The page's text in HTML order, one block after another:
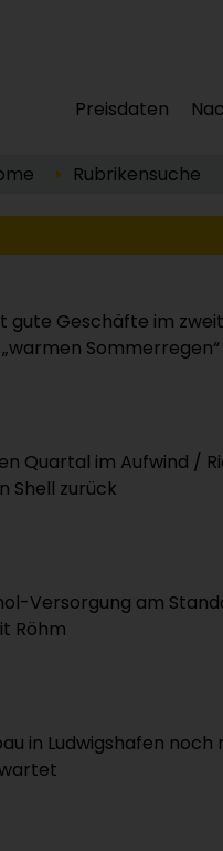
Preisdaten
Rubrikensuche
Geschäfte im
Sommerregen“
Quartal im Aufwind /
Shell zurück
Versorgung am
Röhm
in Ludwigshafen